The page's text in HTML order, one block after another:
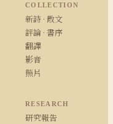
COLLECTION
新詩 · 散文
評論 · 書序
翻譯
影音
照片
RESEARCH
研究報告